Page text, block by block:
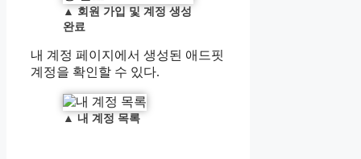
▲ 회원 가입 및 계정 생성
완료
내 계정 페이지에서 생성된 애드핏
계정을 확인할 수 있다.
▲ 내 계정 목록